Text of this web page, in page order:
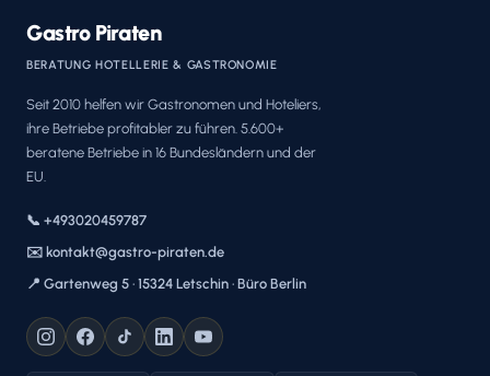
Gastro Piraten
BERATUNG HOTELLERIE & GASTRONOMIE
Seit 2010 helfen wir Gastronomen und Hoteliers,
ihre Betriebe profitabler zu führen. 5.600+
beratene Betriebe in 16 Bundesländern und der
EU.
📞 +493020459787
✉️ kontakt@gastro-piraten.de
📍 Gartenweg 5 · 15324 Letschin · Büro Berlin